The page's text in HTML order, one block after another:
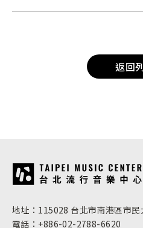
返回
:::
地址：115028 台北市南港區市民
電話：+886-02-2788-6620